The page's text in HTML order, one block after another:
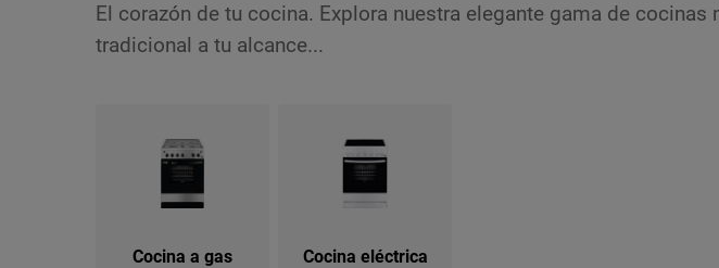
El corazón de tu cocina. Explora nuestra elegante gama de
tradicional a tu alcance...
Cocina a gas Cocina eléctrica